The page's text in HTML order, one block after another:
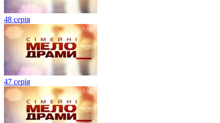
48 серія
47 серія